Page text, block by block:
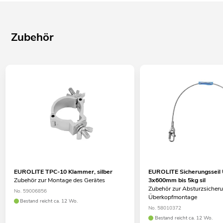
Montagebügel
Zubehör
EUROLITE TPC-10 Klammer, silber
Zubehör zur Montage des Gerätes
No. 59006856
Bestand reicht ca. 12 Wo.
EUROLITE Sicherungsseil
3x600mm bis 5kg sil
Zubehör zur
Überkopfmontage
No. 58010372
Bestand reicht ca. 12 Wo.